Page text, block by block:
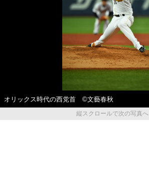
オリックス時代の西党首 ©文藝春秋
縦スクロールで次の写真へ